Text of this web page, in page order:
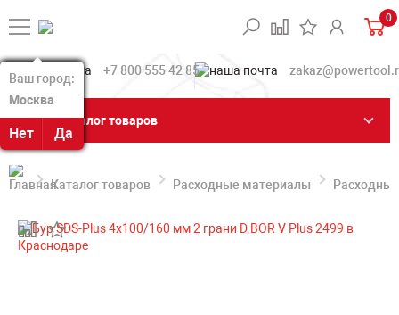
Ваш город:
Москва
Нет Да
Ваш город:
Москва
Нет Да
0
+7 800 555 42 85
Каталог товаров
Каталог товаров Расходные материалы